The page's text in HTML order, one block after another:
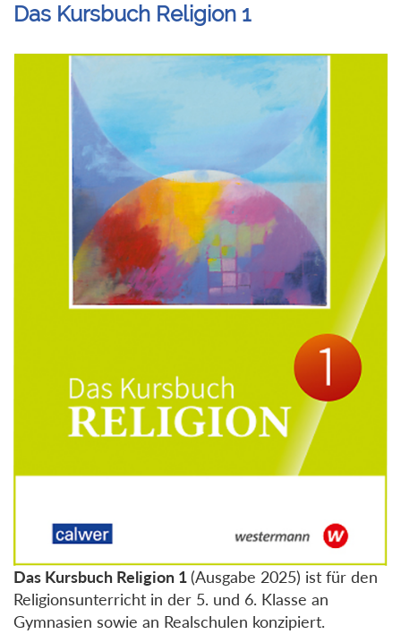
Das Kursbuch Religion 1
Das Kursbuch Religion 1(Ausgabe 2025) ist für den
Religionsunterricht in der 5. und 6. Klasse an
Gymnasien sowie an Realschulen konzipiert.